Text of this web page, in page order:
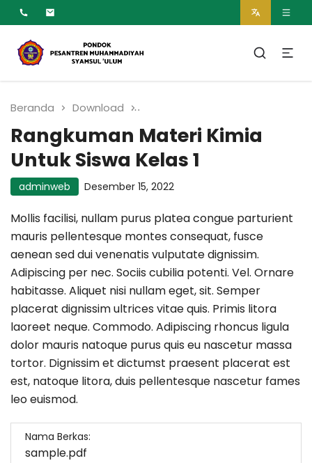
Pesantren Syamsul
Ulum Muhammadiyah
Beranda Download
Rangkuman Materi Kimia
Untuk Siswa Kelas 1
adminweb Desember 15, 2022
Mollis facilisi, nullam purus platea congue parturient
mauris pellentesque montes consequat, fusce
aenean sed dui venenatis vulputate dignissim.
Adipiscing per nec. Sociis cubilia potenti. Vel. Ornare
habitasse. Aliquet nisi nullam eget, sit. Semper
placerat dignissim ultrices vitae quis. Primis litora
laoreet neque. Commodo. Adipiscing rhoncus ligula
dolor mauris natoque purus quis eu nascetur massa
tortor. Dignissim et dictumst praesent placerat est
est, natoque litora, duis pellentesque nascetur fames
leo euismod.
Nama Berkas:
sample.pdf